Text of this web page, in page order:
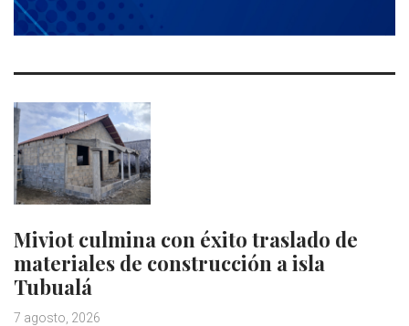
Miviot culmina con éxito traslado de
materiales de construcción a isla
Tubualá
7 agosto, 2026